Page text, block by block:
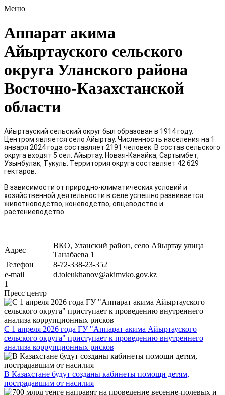
Меню
Аппарат акима
Айыртауского сельского
округа Уланского района
Восточно-Казахстанской
области
Айыртауский сельский округ был образован в 1914 году.
Центром является село Айыртау. Численность населения на 1
января 2024 года составляет 2191 человек. В состав сельского
округа входят 5 сел: Айыртау, Новая-Канайка, Сартымбет,
Узынбулак, Тукуль. Территория округа составляет 42 629
гектаров.
В зависимости от природно-климатических условий и
хозяйственной деятельности в селе успешно развивается
животноводство, коневодство, овцеводство и
растениеводство.
Адрес
ВКО, Уланский район, село Айыртау улица
Танабаева 1
Телефон
8-72-338-23-352
e-mail
d.toleukhanov@akimvko.gov.kz
1
Пресс центр
С 1 апреля 2026 года ГУ "Аппарат акима Айыртауского
сельского округа" приступает к проведению внутреннего
анализа коррупционных рисков
В Казахстане будут созданы кабинеты помощи детям,
пострадавшим от насилия